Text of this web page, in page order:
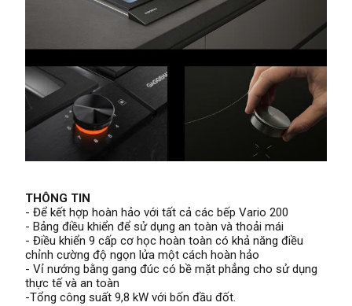
THÔNG TIN
- Để kết hợp hoàn hảo với tất cả các bếp Vario 200
- Bảng điều khiển để sử dụng an toàn và thoải mái
- Điều khiển 9 cấp cơ học hoàn toàn có khả năng điều
chỉnh cường độ ngọn lửa một cách hoàn hảo
- Vỉ nướng bằng gang đúc có bề mặt phẳng cho sử dụng
thực tế và an toàn
-Tổng công suất 9,8 kW với bốn đầu đốt.